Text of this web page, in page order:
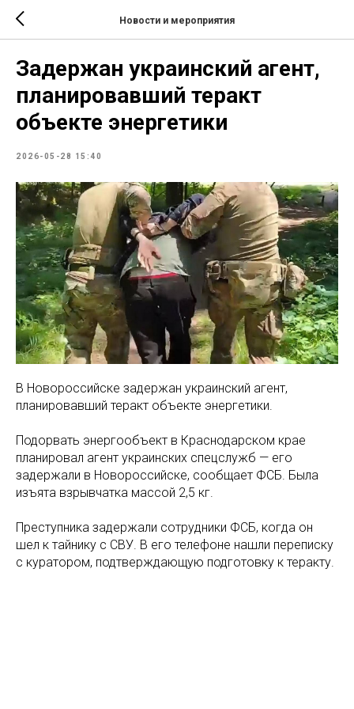
Новости и мероприятия
Задержан украинский агент,
планировавший теракт
объекте энергетики
2026-05-28 15:40
В Новороссийске задержан украинский агент,
планировавший теракт объекте энергетики.
Подорвать энергообъект в Краснодарском крае
планировал агент украинских спецслужб — его
задержали в Новороссийске, сообщает ФСБ. Была
изъята взрывчатка массой 2,5 кг.
Преступника задержали сотрудники ФСБ, когда он
шел к тайнику с СВУ. В его телефоне нашли переписку
с куратором, подтверждающую подготовку к теракту.